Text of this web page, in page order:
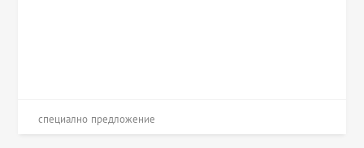
специално предложение